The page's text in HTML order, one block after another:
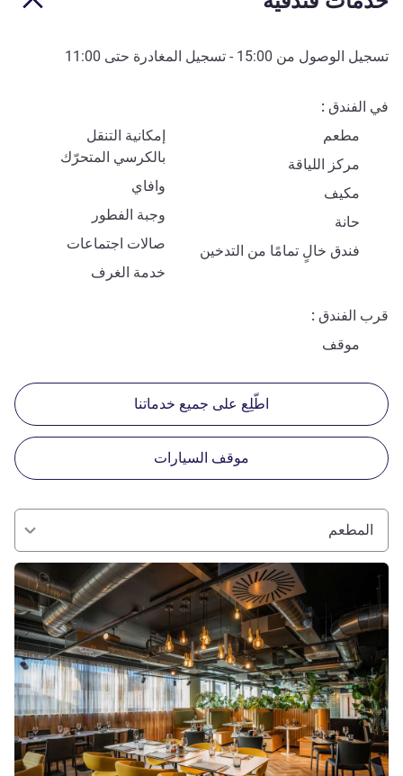
تسجيل الوصول من 15:00 - تسجيل المغادرة حتى 11:00
في الفندق
مطعم
إمكانية التنقل
بالكرسي المتحرّك
مركز اللياقة
وافاي
مكيف
وجبة الفطور
حانة
صالات اجتماعات
فندق خالٍ تمامًا من التدخين
خدمة الغرف
قرب الفندق
موقف
اطّلِع على جميع خدماتنا
موقف السيارات
المطعم
راجع التفاصيل